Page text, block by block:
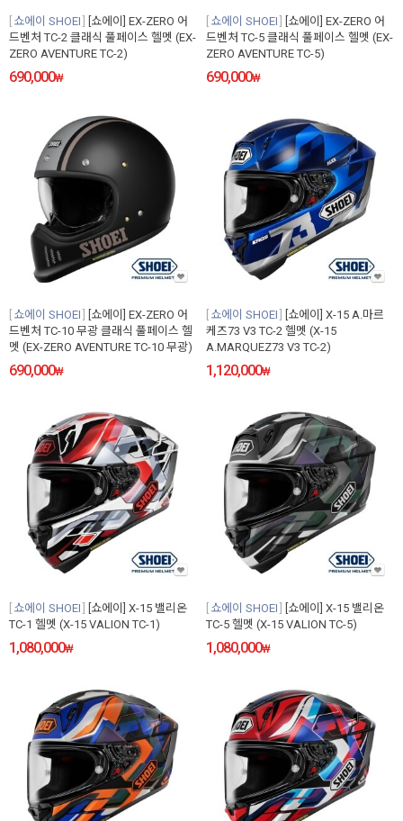
쇼에이 SHOEI
[쇼에이] EX-ZERO 어
드벤처 TC-2 클래식 풀페이스 헬멧 (EX-
ZERO AVENTURE TC-2)
690,000₩
쇼에이 SHOEI
[쇼에이] EX-ZERO 어
드벤처 TC-5 클래식 풀페이스 헬멧 (EX-
ZERO AVENTURE TC-5)
690,000₩
쇼에이 SHOEI
[쇼에이] EX-ZERO 어
드벤처 TC-10 무광 클래식 풀페이스 헬
멧 (EX-ZERO AVENTURE TC-10 무광)
690,000₩
쇼에이 SHOEI
[쇼에이] X-15 A.마르
케즈73 V3 TC-2 헬멧 (X-15
A.MARQUEZ73 V3 TC-2)
1,120,000₩
쇼에이 SHOEI
[쇼에이] X-15 밸리온
TC-1 헬멧 (X-15 VALION TC-1)
1,080,000₩
쇼에이 SHOEI
[쇼에이] X-15 밸리온
TC-5 헬멧 (X-15 VALION TC-5)
1,080,000₩